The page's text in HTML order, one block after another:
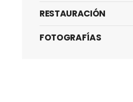
RESTAURACIÓN
FOTOGRAFÍAS